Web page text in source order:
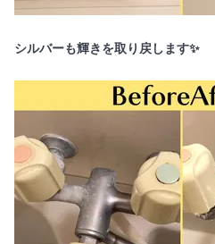
シルバーも輝きを取り戻します✨